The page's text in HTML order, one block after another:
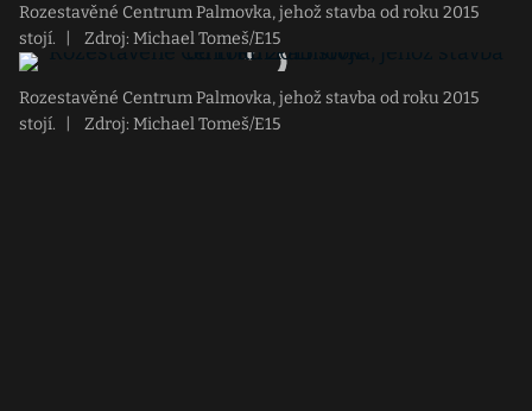
Rozestavěné Centrum Palmovka, jehož stavba od roku 2015
stojí.
Zdroj: Michael Tomeš/E15
Rozestavěné Centrum Palmovka, jehož stavba od roku 2015
stojí.
Zdroj: Michael Tomeš/E15